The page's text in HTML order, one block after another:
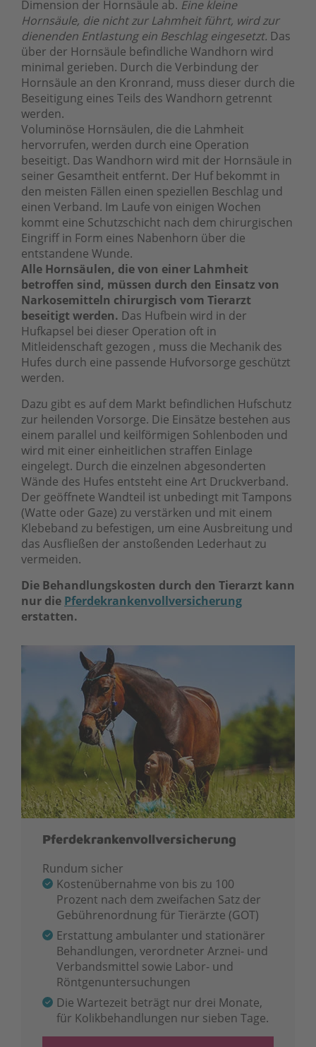
Dimension der Hornsäule ab. Eine kleine
Hornsäule, die nicht zur Lahmheit führt, wird zur
dienenden Entlastung ein Beschlag eingesetzt. Das
über der Hornsäule befindliche Wandhorn wird
minimal gerieben. Durch die Verbindung der
Hornsäule an den Kronrand, muss dieser durch die
Beseitigung eines Teils des Wandhorn getrennt
werden.
Voluminöse Hornsäulen, die die Lahmheit
hervorrufen, werden durch eine Operation
beseitigt. Das Wandhorn wird mit der Hornsäule in
seiner Gesamtheit entfernt. Der Huf bekommt in
den meisten Fällen einen speziellen Beschlag und
einen Verband. Im Laufe von einigen Wochen
kommt eine Schutzschicht nach dem chirurgischen
Eingriff in Form eines Nabenhorn über die
entstandene Wunde.
Alle Hornsäulen, die von einer Lahmheit
betroffen sind, müssen durch den Einsatz von
Narkosemitteln chirurgisch vom Tierarzt
beseitigt werden. Das Hufbein wird in der
Hufkapsel bei dieser Operation oft in
Mitleidenschaft gezogen , muss die Mechanik des
Hufes durch eine passende Hufvorsorge geschützt
werden.
Dazu gibt es auf dem Markt befindlichen Hufschutz
zur heilenden Vorsorge. Die Einsätze bestehen aus
einem parallel und keilförmigen Sohlenboden und
wird mit einer einheitlichen straffen Einlage
eingelegt. Durch die einzelnen abgesonderten
Wände des Hufes entsteht eine Art Druckverband.
Der geöffnete Wandteil ist unbedingt mit Tampons
(Watte oder Gaze) zu verstärken und mit einem
Klebeband zu befestigen, um eine Ausbreitung und
das Ausfließen der anstoßenden Lederhaut zu
vermeiden.
Die Behandlungskosten durch den Tierarzt kann
nur die Pferdekrankenvollversicherung
erstatten.
Pferdekrankenvollversicherung
Rundum sicher
Kostenübernahme von bis zu 100
Prozent nach dem zweifachen Satz der
Gebührenordnung für Tierärzte (GOT)
Erstattung ambulanter und stationärer
Behandlungen, verordneter Arznei- und
Verbandsmittel sowie Labor- und
Röntgenuntersuchungen
Die Wartezeit beträgt nur drei Monate,
für Kolikbehandlungen nur sieben Tage.